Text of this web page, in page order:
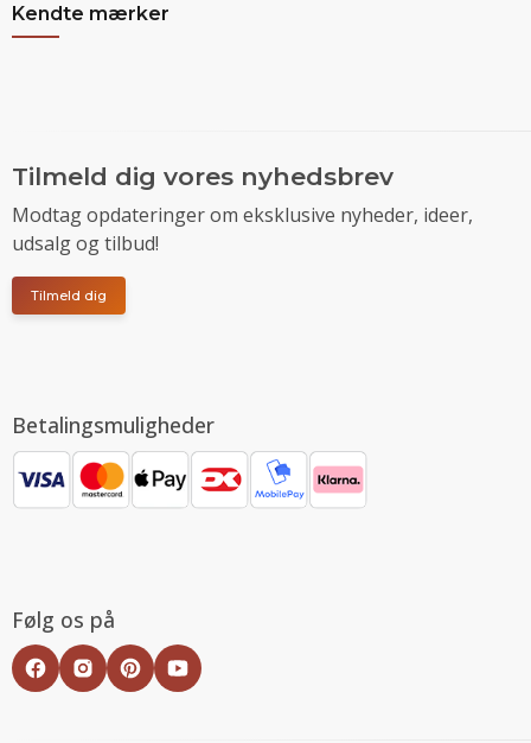
Kendte mærker
Tilmeld dig vores nyhedsbrev
Modtag opdateringer om eksklusive nyheder, ideer,
udsalg og tilbud!
Tilmeld dig
Betalingsmuligheder
Følg os på